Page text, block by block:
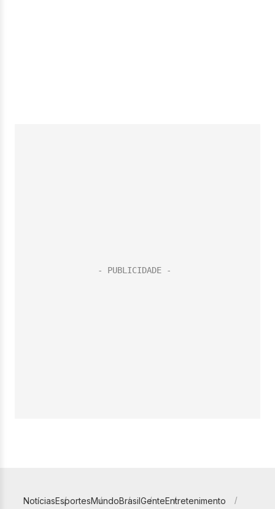
NotíciasEsportesMundoBrasilGenteEntretenimento